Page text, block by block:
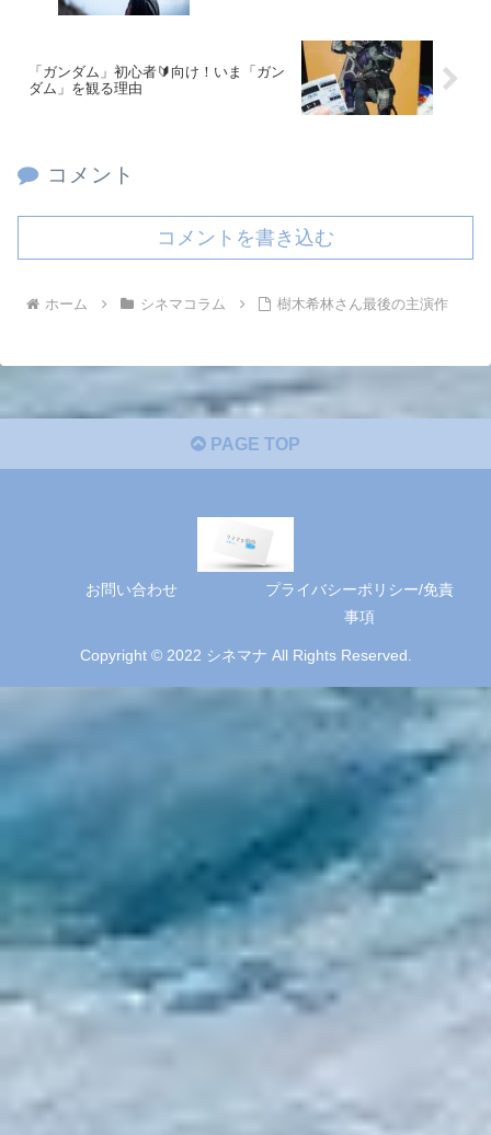
「ガンダム」初心者🔰向け！いま「ガン
ダム」を観る理由
コメント
コメントを書き込む
ホーム シネマコラム 樹木希林さん最後の主演作
PAGE TOP
お問い合わせ
プライバシーポリシー/免責
事項
Copyright © 2022 シネマナ All Rights Reserved.